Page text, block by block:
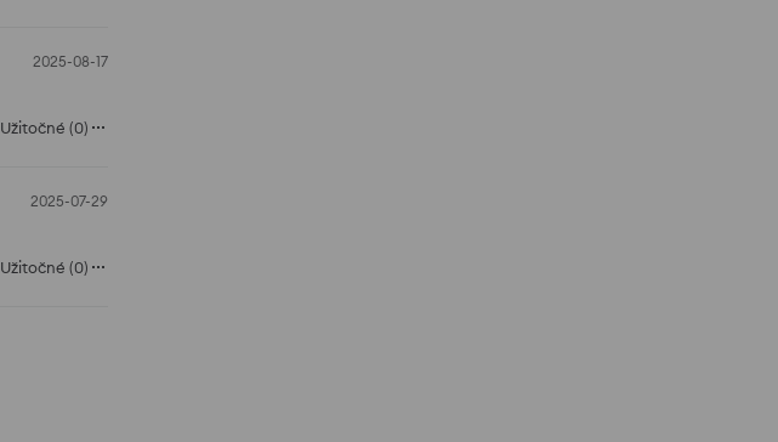
2025-08-17
Užitočné (0)
2025-07-29
Užitočné (0)